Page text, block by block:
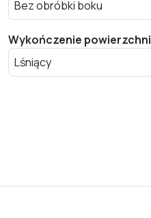
Wykończenie powierzchni